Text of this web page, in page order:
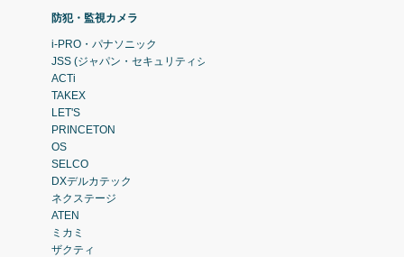
防犯・監視カメラ
i-PRO・パナソニック
JSS (ジャパン・セキュリティシステム)
ACTi
TAKEX
LET'S
PRINCETON
OS
SELCO
DXデルカテック
ネクステージ
ATEN
ミカミ
ザクティ